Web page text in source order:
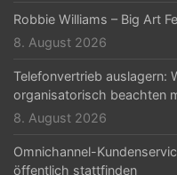
Robbie Williams – Big Art
8. August 2026
Telefonvertrieb auslagern:
organisatorisch beachten
8. August 2026
Omnichannel-
öffentlich stattfinden